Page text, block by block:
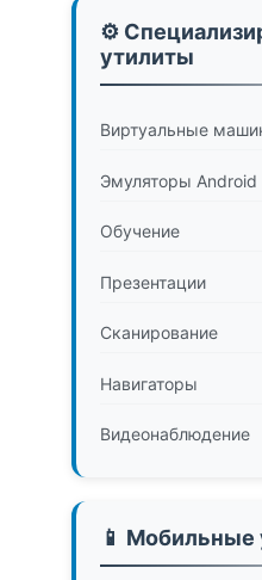
⚙️
утилиты
Виртуальные
Эмуляторы Android
Обучение
Презентации
Сканирование
Навигаторы
Видеонаблюдение
📱 Мобильные